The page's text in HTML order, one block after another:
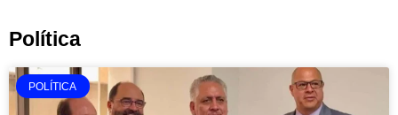
Política
POLÍTICA